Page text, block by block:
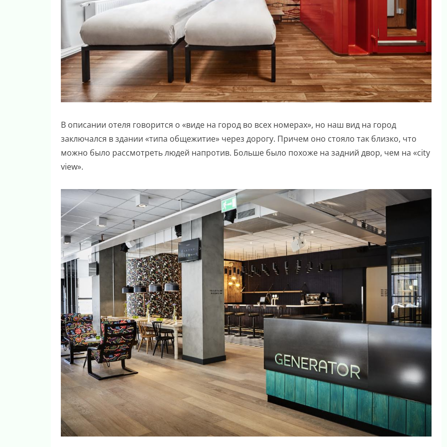
В описании отеля говорится о «виде на город во всех номерах», но наш вид на город
заключался в здании «типа общежитие» через дорогу. Причем оно стояло так близко, что
можно было рассмотреть людей напротив. Больше было похоже на задний двор, чем на «city
view».